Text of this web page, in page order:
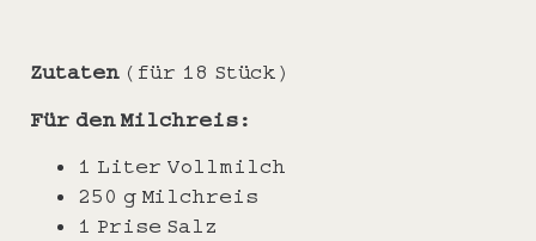
Zutaten(für 18 Stück)
Für den Milchreis:
1 Liter Vollmilch
250 g Milchreis
1 Prise Salz